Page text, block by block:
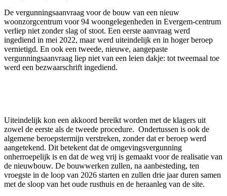
De vergunningsaanvraag voor de bouw van een nieuw
woonzorgcentrum voor 94 woongelegenheden in Evergem-centrum
verliep niet zonder slag of stoot. Een eerste aanvraag werd
ingediend in mei 2022, maar werd uiteindelijk en in hoger beroep
vernietigd. En ook een tweede, nieuwe, aangepaste
vergunningsaanvraag liep niet van een leien dakje: tot tweemaal toe
werd een bezwaarschrift ingediend.
Uiteindelijk kon een akkoord bereikt worden met de klagers uit
zowel de eerste als de tweede procedure. Ondertussen is ook de
algemene beroepstermijn verstreken, zonder dat er beroep werd
aangetekend. Dit betekent dat de omgevingsvergunning
onherroepelijk is en dat de weg vrij is gemaakt voor de realisatie van
de nieuwbouw. De bouwwerken zullen, na aanbesteding, ten
vroegste in de loop van 2026 starten en zullen drie jaar duren samen
met de sloop van het oude rusthuis en de heraanleg van de site.